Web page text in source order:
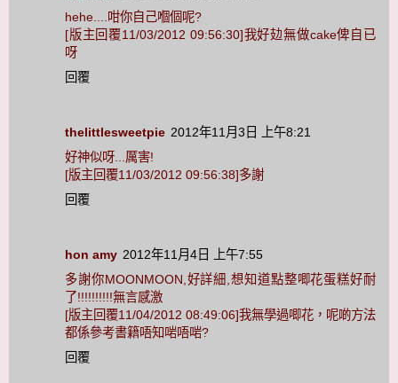
hehe....咁你自己嗰個呢?
[版主回覆11/03/2012 09:56:30]我好攰無做cake俾自已
呀
回覆
thelittlesweetpie 2012年11月3日 上午8:21
好神似呀...厲害!
[版主回覆11/03/2012 09:56:38]多謝
回覆
hon amy 2012年11月4日 上午7:55
多謝你MOONMOON,好詳細,想知道點整唧花蛋糕好耐
了!!!!!!!!!!無言感激
[版主回覆11/04/2012 08:49:06]我無學過唧花，呢啲方法
都係參考書籍唔知啱唔啱?
回覆